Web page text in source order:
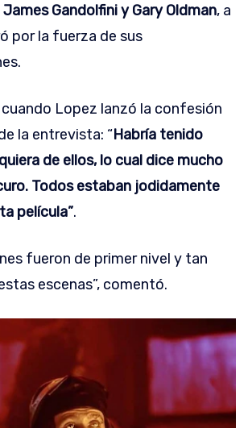
James Gandolfini y Gary Oldman, a
por la fuerza de sus
Lopez lanzó la confesión
la entrevista: “Habría tenido
de ellos, lo cual dice mucho
Todos estaban jodidamente
película”.
fueron de primer nivel y tan
escenas”, comentó.